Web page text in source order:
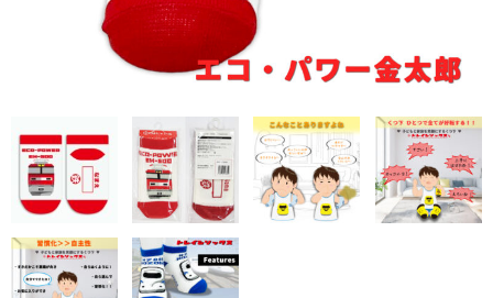
新幹線シリーズ（冬）
私鉄・在来線シリーズ（冬）
くつ下
新幹線シリーズ
貨物列車シリーズ
ふみきりシリーズ